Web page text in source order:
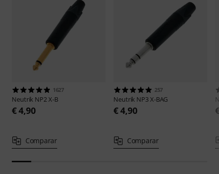
1627
Neutrik NP2 X-B
€ 4,90
Comparar
257
Neutrik NP3 X-BAG
€ 4,90
Comparar